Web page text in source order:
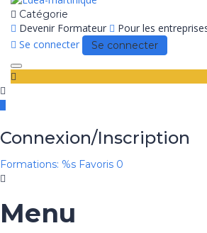
Catégorie
Devenir Formateur
Pour les
Se connecter
Se connecter
Toggle
navigation
Connexion/Inscription
Formations: %s Favoris 0
Menu